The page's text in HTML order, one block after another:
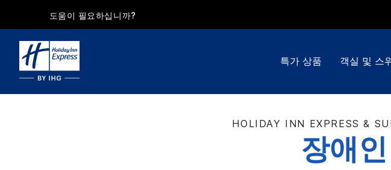
도움이 필요하십니까?
특가 상품 객실 및 스
HOLIDAY INN EXPRESS &
장애